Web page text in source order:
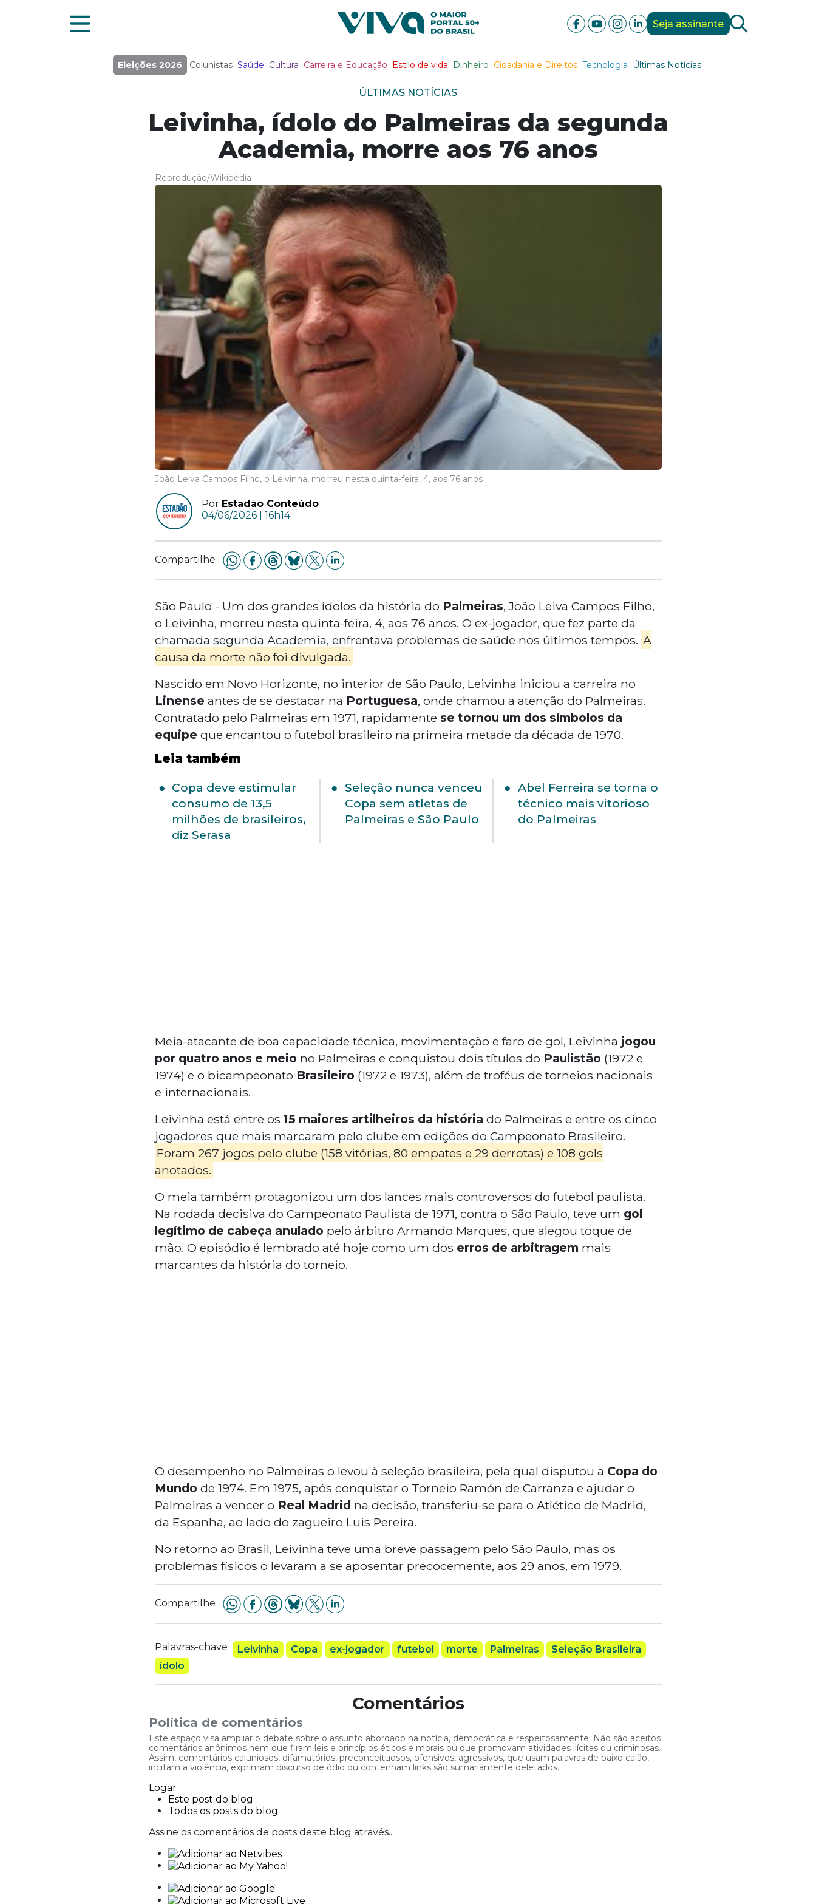
Seja assinante
Eleições 2026 Colunistas Saúde Cultura Carreira e Educação Estilo de vida Dinheiro Cidadania e Direitos Tecnologia Últimas Notícias
ÚLTIMAS NOTÍCIAS
Leivinha, ídolo do Palmeiras da segunda
Academia, morre aos 76 anos
Reprodução/Wikipédia
João Leiva Campos Filho, o Leivinha, morreu nesta quinta-feira, 4, aos 76 anos
Por Estadão Conteúdo
04/06/2026 | 16h14
Compartilhe
São Paulo - Um dos grandes ídolos da história do Palmeiras, João Leiva Campos Filho,
o Leivinha, morreu nesta quinta-feira, 4, aos 76 anos. O ex-jogador, que fez parte da
chamada segunda Academia, enfrentava problemas de saúde nos últimos tempos. A
causa da morte não foi divulgada.
Nascido em Novo Horizonte, no interior de São Paulo, Leivinha iniciou a carreira no
Linense antes de se destacar na Portuguesa, onde chamou a atenção do Palmeiras.
Contratado pelo Palmeiras em 1971, rapidamente se tornou um dos símbolos da
equipe que encantou o futebol brasileiro na primeira metade da década de 1970.
Leia também
Copa deve estimular
consumo de 13,5
milhões de brasileiros,
diz Serasa
Seleção nunca venceu
Copa sem atletas de
Palmeiras e São Paulo
Abel Ferreira se torna o
técnico mais vitorioso
do Palmeiras
Meia-atacante de boa capacidade técnica, movimentação e faro de gol, Leivinha jogou
por quatro anos e meio no Palmeiras e conquistou dois títulos do Paulistão (1972 e
1974) e o bicampeonato Brasileiro (1972 e 1973), além de troféus de torneios nacionais
e internacionais.
Leivinha está entre os 15 maiores artilheiros da história do Palmeiras e entre os cinco
jogadores que mais marcaram pelo clube em edições do Campeonato Brasileiro.
Foram 267 jogos pelo clube (158 vitórias, 80 empates e 29 derrotas) e 108 gols
anotados.
O meia também protagonizou um dos lances mais controversos do futebol paulista.
Na rodada decisiva do Campeonato Paulista de 1971, contra o São Paulo, teve um gol
legítimo de cabeça anulado pelo árbitro Armando Marques, que alegou toque de
mão. O episódio é lembrado até hoje como um dos erros de arbitragem mais
marcantes da história do torneio.
O desempenho no Palmeiras o levou à seleção brasileira, pela qual disputou a Copa do
Mundo de 1974. Em 1975, após conquistar o Torneio Ramón de Carranza e ajudar o
Palmeiras a vencer o Real Madrid na decisão, transferiu-se para o Atlético de Madrid,
da Espanha, ao lado do zagueiro Luis Pereira.
No retorno ao Brasil, Leivinha teve uma breve passagem pelo São Paulo, mas os
problemas físicos o levaram a se aposentar precocemente, aos 29 anos, em 1979.
Compartilhe
Palavras-chave Leivinha Copa ex-jogador futebol morte Palmeiras
Seleção Brasileira
ídolo
Comentários
Política de comentários
Este espaço visa ampliar o debate sobre o assunto abordado na notícia, democrática e respeitosamente. Não são aceitos
comentários anônimos nem que firam leis e princípios éticos e morais ou que promovam atividades ilícitas ou criminosas.
Assim, comentários caluniosos, difamatórios, preconceituosos, ofensivos, agressivos, que usam palavras de baixo calão,
incitam a violência, exprimam discurso de ódio ou contenham links são sumariamente deletados.
Comentários
Postar um novo comentário